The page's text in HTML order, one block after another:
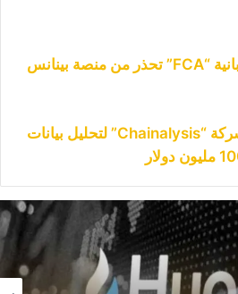
هيئة الخدمات المالية اليابانية “FCA” تحذر من منصة بينانس
في جولة تمويل جديدة شركة “Chainalysis” لتحليل بيانات